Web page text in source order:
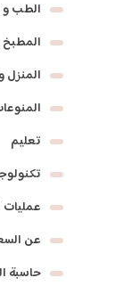
الطب و
المنزل
تعليم
عمليات
عن
حاسبة